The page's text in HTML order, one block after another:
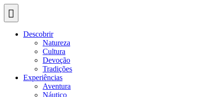
Descobrir
Natureza
Cultura
Devoção
Tradições
Experiências
Aventura
Náutico